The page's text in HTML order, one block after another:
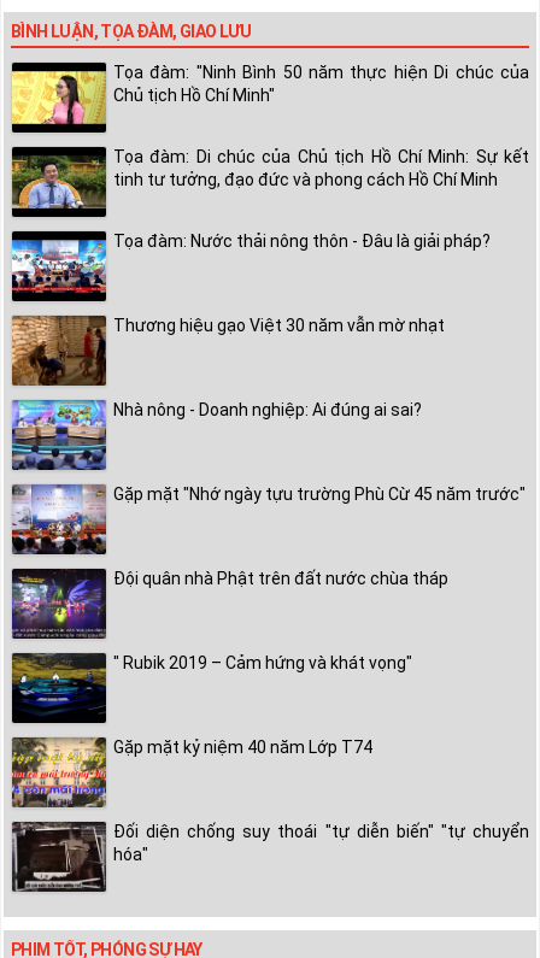
BÌNH LUẬN, TỌA ĐÀM, GIAO LƯU
Tọa đàm: "Ninh Bình 50 năm thực hiện Di chúc của
Chủ tịch Hồ Chí Minh"
Tọa đàm: Di chúc của Chủ tịch Hồ Chí Minh: Sự kết
tinh tư tưởng, đạo đức và phong cách Hồ Chí Minh
Tọa đàm: Nước thải nông thôn - Đâu là giải pháp?
Thương hiệu gạo Việt 30 năm vẫn mờ nhạt
Nhà nông - Doanh nghiệp: Ai đúng ai sai?
Gặp mặt "Nhớ ngày tựu trường Phù Cừ 45 năm trước"
Đội quân nhà Phật trên đất nước chùa tháp
" Rubik 2019 – Cảm hứng và khát vọng"
Gặp mặt kỷ niệm 40 năm Lớp T74
Đối diện chống suy thoái "tự diễn biến" "tự chuyển
hóa"
PHIM TỐT, PHÓNG SỰ HAY